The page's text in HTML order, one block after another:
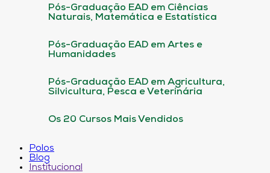
Pós-Graduação EAD em Ciências
Naturais, Matemática e Estatística
Pós-Graduação EAD em Artes e
Humanidades
Pós-Graduação EAD em Agricultura,
Silvicultura, Pesca e Veterinária
Os 20 Cursos Mais Vendidos
Polos
Blog
Institucional